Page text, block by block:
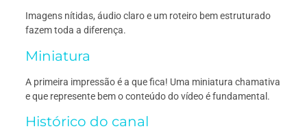
Imagens nítidas, áudio claro e um roteiro bem estruturado
fazem toda a diferença.
Miniatura
A primeira impressão é a que fica! Uma miniatura chamativa
e que represente bem o conteúdo do vídeo é fundamental.
Histórico do canal